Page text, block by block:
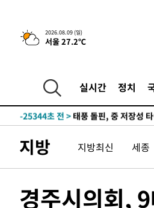
2026.08.09 (일)
서울 27.2℃
실시간 정치
-32186초 전 >'AT마드리드 7번' 이강
-31688초 전 > [속보]'AT마드리드 7번'
-26348초 전 >
이강인 ATM 입단식
-25344초 전 >
-22690초 전 > AT마드리드 데뷔 앞둔
44.40%
-20654초 전 >
與 강원·TK 당원투
-20494초 전 >[속보]與전대 권리당
45.71%
-20203초 전 >[속보]與 당대표 경선,
지방 지방최신 세종
경주시의회,